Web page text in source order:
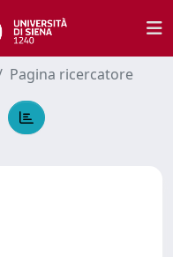
Pagina ricercatore